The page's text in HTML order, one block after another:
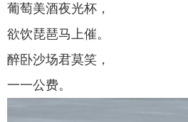
葡萄美酒夜光杯，
欲饮琵琶马上催。
醉卧沙场君莫笑，
一一公费。